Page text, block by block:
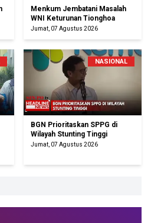
Menkum Jembatani Masalah
WNI Keturunan Tionghoa
Jumat, 07 Agustus 2026
NASIONAL
BGN Prioritaskan SPPG di
Wilayah Stunting Tinggi
Jumat, 07 Agustus 2026